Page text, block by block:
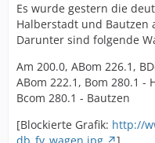
Es wurde gestern die
Halberstadt und Bautzen
Darunter sind folgende
Am 200.0, ABom 226.1,
ABom 222.1, Bom 280.1 -
Bcom 280.1 - Bautzen
[Blockierte Grafik: http://